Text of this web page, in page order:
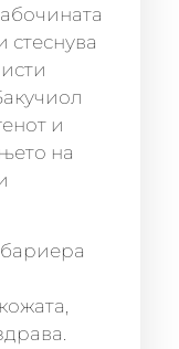
стеснува
и
на
бариера